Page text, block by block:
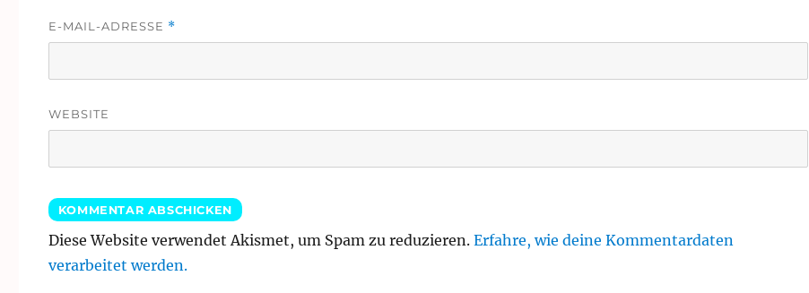
E-MAIL-ADRESSE *
WEBSITE
Diese Website verwendet Akismet, um Spam zu reduzieren. Erfahre, wie deine Kommentardaten
verarbeitet werden.